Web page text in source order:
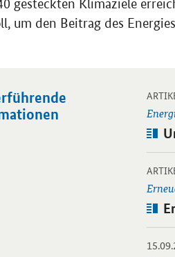
gesteckten Klimaziele
um den Beitrag des